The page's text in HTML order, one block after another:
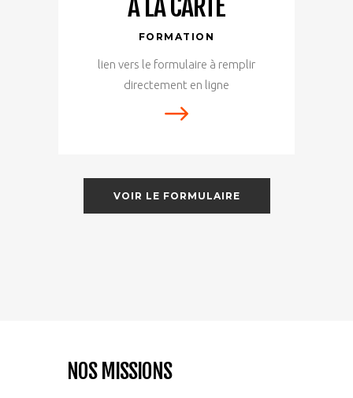
FORMATION
lien vers le formulaire à remplir
directement en ligne
VOIR LE FORMULAIRE
NOS MISSIONS